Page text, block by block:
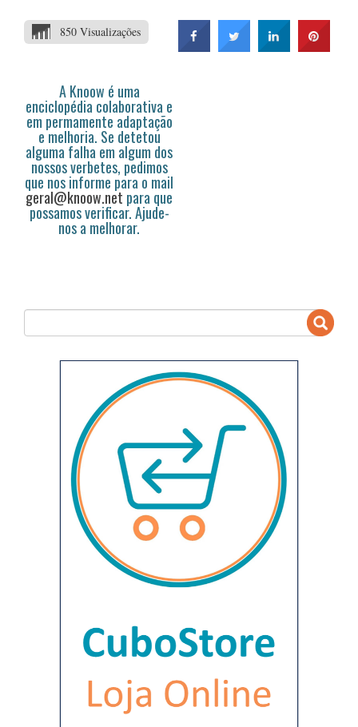
850 Visualizações
A Knoow é uma
enciclopédia colaborativa e
em permamente adaptação
e melhoria. Se detetou
alguma falha em algum dos
nossos verbetes, pedimos
que nos informe para o mail
geral@knoow.net para que
possamos verificar. Ajude-
nos a melhorar.